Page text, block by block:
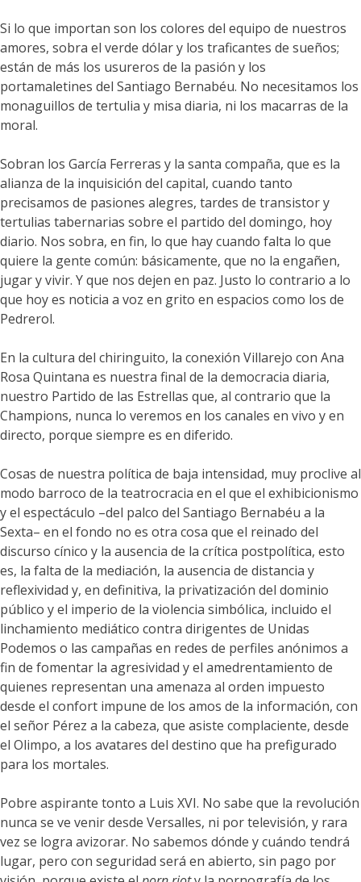
Si lo que importan son los colores del equipo de nuestros
amores, sobra el verde dólar y los traficantes de sueños;
están de más los usureros de la pasión y los
portamaletines del Santiago Bernabéu. No necesitamos los
monaguillos de tertulia y misa diaria, ni los macarras de la
moral.
Sobran los García Ferreras y la santa compaña, que es la
alianza de la inquisición del capital, cuando tanto
precisamos de pasiones alegres, tardes de transistor y
tertulias tabernarias sobre el partido del domingo, hoy
diario. Nos sobra, en fin, lo que hay cuando falta lo que
quiere la gente común: básicamente, que no la engañen,
jugar y vivir. Y que nos dejen en paz. Justo lo contrario a lo
que hoy es noticia a voz en grito en espacios como los de
Pedrerol.
En la cultura del chiringuito, la conexión Villarejo con Ana
Rosa Quintana es nuestra final de la democracia diaria,
nuestro Partido de las Estrellas que, al contrario que la
Champions, nunca lo veremos en los canales en vivo y en
directo, porque siempre es en diferido.
Cosas de nuestra política de baja intensidad, muy proclive al
modo barroco de la teatrocracia en el que el exhibicionismo
y el espectáculo –del palco del Santiago Bernabéu a la
Sexta– en el fondo no es otra cosa que el reinado del
discurso cínico y la ausencia de la crítica postpolítica, esto
es, la falta de la mediación, la ausencia de distancia y
reflexividad y, en definitiva, la privatización del dominio
público y el imperio de la violencia simbólica, incluido el
linchamiento mediático contra dirigentes de Unidas
Podemos o las campañas en redes de perfiles anónimos a
fin de fomentar la agresividad y el amedrentamiento de
quienes representan una amenaza al orden impuesto
desde el confort impune de los amos de la información, con
el señor Pérez a la cabeza, que asiste complaciente, desde
el Olimpo, a los avatares del destino que ha prefigurado
para los mortales.
Pobre aspirante tonto a Luis XVI. No sabe que la revolución
nunca se ve venir desde Versalles, ni por televisión, y rara
vez se logra avizorar. No sabemos dónde y cuándo tendrá
lugar, pero con seguridad será en abierto, sin pago por